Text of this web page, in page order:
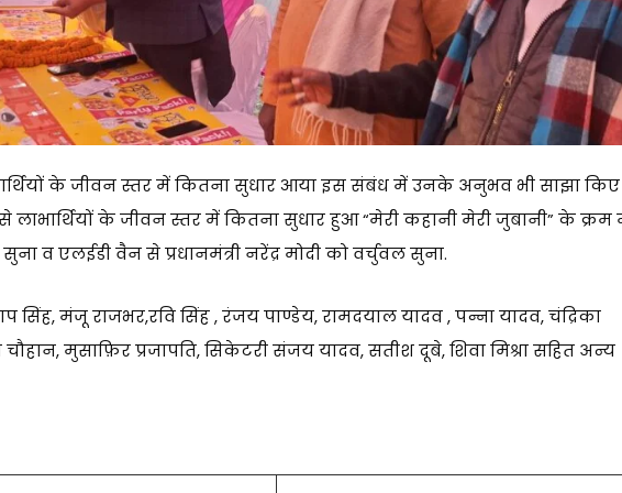
के जीवन स्तर में कितना सुधार आया इस संबंध में उनके अनुभव भी साझा किए
लाभार्थियों के जीवन स्तर में कितना सुधार हुआ “मेरी कहानी मेरी जुबानी” के क्रम
व एलईडी वैन से प्रधानमंत्री नरेंद्र मोदी को वर्चुवल सुना.
सिंह, मंजू राजभर,रवि सिंह , रंजय पाण्डेय, रामदयाल यादव , पन्ना यादव, चंद्रिका
मुसाफ़िर प्रजापति, सिकेटरी संजय यादव, सतीश दूबे, शिवा मिश्रा सहित अन्य